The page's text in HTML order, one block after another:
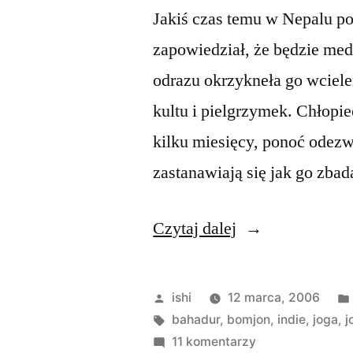
Jakiś czas temu w Nepalu
zapowiedział, że będzie
odrazu okrzykneła go
kultu i pielgrzymek.
kilku miesięcy, ponoć
zastanawiają się jak go
Czytaj dalej „Ram
Bamjan”
Opublikowane
przez
ishi
12 marca, 2006
Tagi:
bahadur, bomjon, indie, joga,
11 komentarzy